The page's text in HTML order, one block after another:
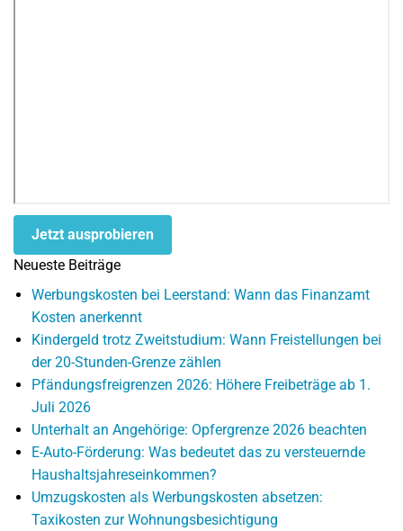
Jetzt ausprobieren
Neueste Beiträge
Werbungskosten bei Leerstand: Wann das Finanzamt
Kosten anerkennt
Kindergeld trotz Zweitstudium: Wann Freistellungen bei
der 20-Stunden-Grenze zählen
Pfändungsfreigrenzen 2026: Höhere Freibeträge ab 1.
Juli 2026
Unterhalt an Angehörige: Opfergrenze 2026 beachten
E-Auto-Förderung: Was bedeutet das zu versteuernde
Haushaltsjahreseinkommen?
Umzugskosten als Werbungskosten absetzen:
Taxikosten zur Wohnungsbesichtigung